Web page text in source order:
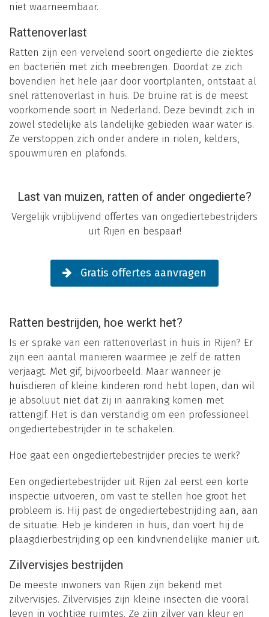
niet waarneembaar.
Rattenoverlast
Ratten zijn een vervelend soort ongedierte die ziektes
en bacteriën met zich meebrengen. Doordat ze zich
bovendien het hele jaar door voortplanten, ontstaat al
snel rattenoverlast in huis. De bruine rat is de meest
voorkomende soort in Nederland. Deze bevindt zich in
zowel stedelijke als landelijke gebieden waar water is.
Ze verstoppen zich onder andere in riolen, kelders,
spouwmuren en plafonds.
Last van muizen, ratten of ander ongedierte?
Vergelijk vrijblijvend offertes van ongediertebestrijders
uit Rijen en bespaar!
Gratis offertes aanvragen
Ratten bestrijden, hoe werkt het?
Is er sprake van een rattenoverlast in huis in Rijen? Er
zijn een aantal manieren waarmee je zelf de ratten
verjaagt. Met gif, bijvoorbeeld. Maar wanneer je
huisdieren of kleine kinderen rond hebt lopen, dan wil
je absoluut niet dat zij in aanraking komen met
rattengif. Het is dan verstandig om een professioneel
ongediertebestrijder in te schakelen.
Hoe gaat een ongediertebestrijder precies te werk?
Een ongediertebestrijder uit Rijen zal eerst een korte
inspectie uitvoeren, om vast te stellen hoe groot het
probleem is. Hij past de ongediertebestrijding aan, aan
de situatie. Heb je kinderen in huis, dan voert hij de
plaagdierbestrijding op een kindvriendelijke manier uit.
Zilvervisjes bestrijden
De meeste inwoners van Rijen zijn bekend met
zilvervisjes. Zilvervisjes zijn kleine insecten die vooral
leven in vochtige ruimtes. Ze zijn zilver van kleur en